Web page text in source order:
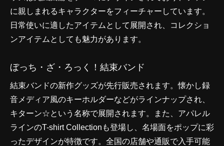
に親しまれるキャラクターをフィーチャーしています。
日常使いに適したアイテムとして展開され、コレクショ
ンアイテムとしても魅力があります。
ぼっち・ざ・ろっく！結束バンド
結束バンドの新作グッズが先行販売されます。懐かし録
音メディア風のキーホルダーなどがラインナップされ、
キターン☆という名称で展開されます。また、アパレル
ラインのT-shirt Collectionも登場し、名場面をポップに彩
ったデザインが特徴です。全国の店舗や通販で入手可能